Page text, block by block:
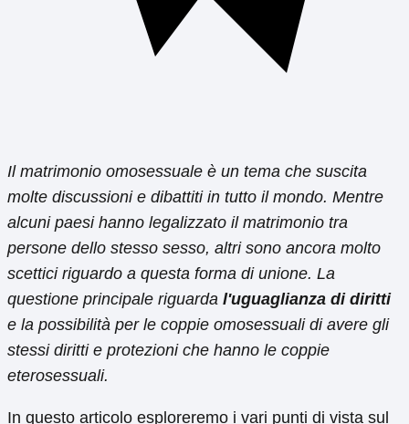
Il matrimonio omosessuale è un tema che suscita
molte discussioni e dibattiti in tutto il mondo. Mentre
alcuni paesi hanno legalizzato il matrimonio tra
persone dello stesso sesso, altri sono ancora molto
scettici riguardo a questa forma di unione. La
questione principale riguarda l'uguaglianza di diritti
e la possibilità per le coppie omosessuali di avere gli
stessi diritti e protezioni che hanno le coppie
eterosessuali.
In questo articolo esploreremo i vari punti di vista sul